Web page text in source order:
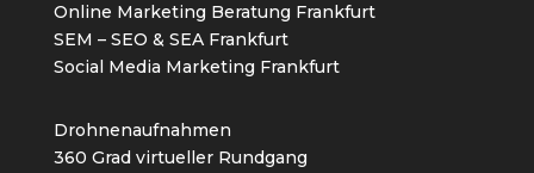
Online Marketing Beratung Frankfurt
SEM – SEO & SEA Frankfurt
Social Media Marketing Frankfurt
Drohnenaufnahmen
360 Grad virtueller Rundgang